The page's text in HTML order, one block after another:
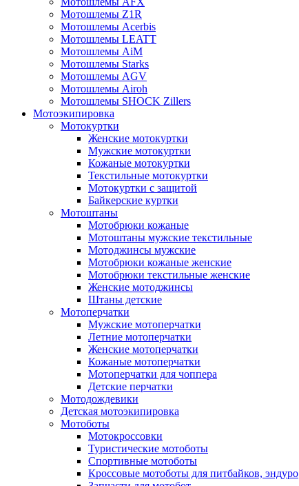
Мотошлемы Z1R
Мотошлемы Acerbis
Мотошлемы LEATT
Мотошлемы AiM
Мотошлемы Starks
Мотошлемы AGV
Мотошлемы Airoh
Мотошлемы SHOCK Zillers
Мотоэкипировка
Мотокуртки
Женские мотокуртки
Мужские мотокуртки
Кожаные мотокуртки
Текстильные мотокуртки
Мотокуртки с защитой
Байкерские куртки
Мотоштаны
Мотобрюки кожаные
Мотоштаны мужские текстильные
Мотоджинсы мужские
Мотобрюки кожаные женские
Мотобрюки текстильные женские
Женские мотоджинсы
Штаны детские
Мотоперчатки
Мужские мотоперчатки
Летние мотоперчатки
Женские мотоперчатки
Кожаные мотоперчатки
Мотоперчатки для чоппера
Детские перчатки
Мотодождевики
Детская мотоэкипировка
Мотоботы
Мотокроссовки
Туристические мотоботы
Спортивные мотоботы
Кроссовые мотоботы для питбайков, эндуро